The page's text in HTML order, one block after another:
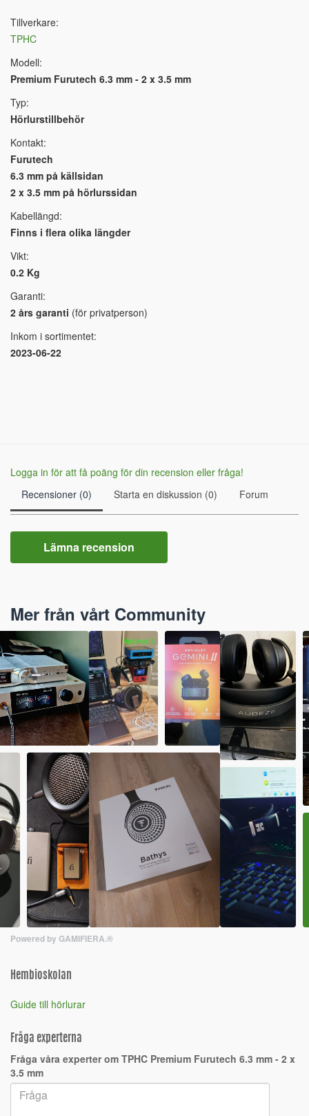
Tillverkare:
TPHC
Modell:
Premium Furutech 6.3 mm - 2 x 3.5 mm
Typ:
Hörlurstillbehör
Kontakt:
Furutech
6.3 mm på källsidan
2 x 3.5 mm på hörlurssidan
Kabellängd:
Finns i flera olika längder
Vikt:
0.2 Kg
Garanti:
2 års garanti (för privatperson)
Inkom i sortimentet:
2023-06-22
Logga in för att få poäng för din recension eller fråga!
Recensioner (0)
Starta en diskussion (0) Forum
Lämna recension
Mer från vårt Community
Powered by GAMIFIERA.®
Hembioskolan
Guide till hörlurar
Fråga experterna
Fråga våra experter om TPHC Premium Furutech 6.3 mm - 2 x
3.5 mm